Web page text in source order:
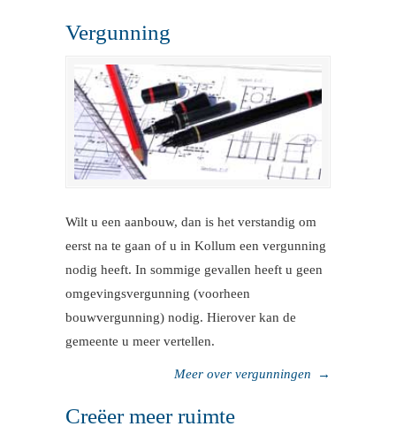
Vergunning
Wilt u een aanbouw, dan is het verstandig om
eerst na te gaan of u in Kollum een vergunning
nodig heeft. In sommige gevallen heeft u geen
omgevingsvergunning (voorheen
bouwvergunning) nodig. Hierover kan de
gemeente u meer vertellen.
Meer over vergunningen →
Creëer meer ruimte